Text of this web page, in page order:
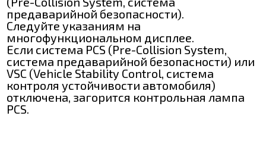
предаварийной безопасности).
Следуйте указаниям на
многофункциональном дисплее.
Если система PCS (Pre-Collision System,
система предаварийной безопасности) или
VSC (Vehicle Stability Control, система
контроля устойчивости автомобиля)
отключена, загорится контрольная лампа
PCS.